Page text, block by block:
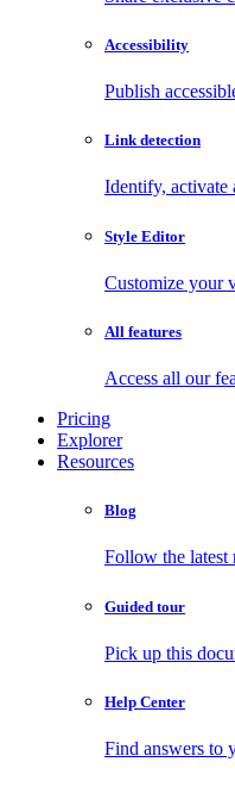
Accessibility
Publish
Link detection
Identify, activate
Style Editor
Customize your
All features
Access all our
Pricing
Explorer
Resources
Blog
Follow the latest
Guided tour
Pick up this
Help Center
Find answers to